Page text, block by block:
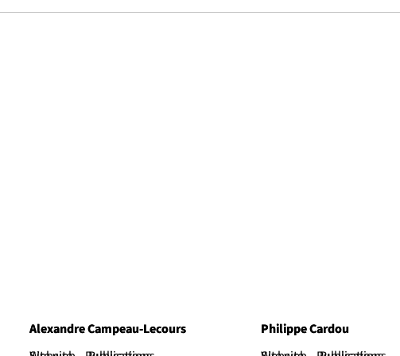
Alexandre Campeau-Lecours
Philippe Cardou
Alexandre Campeau-Lecours
Philippe Cardou